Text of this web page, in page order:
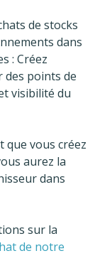
de stocks
dans
: Créez
des points de
visibilité du
que vous créez
aurez la
dans
sur la
de notre